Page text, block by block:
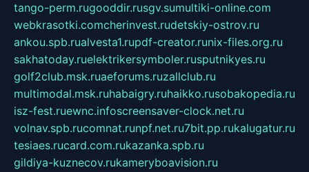
tango-perm.rugooddir.rusgv.sumultiki-online.com
webkrasotki.comcherinvest.rudetskiy-ostrov.ru
ankou.spb.rualvesta1.rupdf-creator.runix-files.org.ru
sakhatoday.ruelektrikersymboler.rusputnikyes.ru
golf2club.msk.ruaeforums.ruzallclub.ru
multimodal.msk.ruhabaigry.ruhaikko.rusobakopedia.ru
isz-fest.ruewnc.infoscreensaver-clock.net.ru
volnav.spb.rucomnat.runpf.net.ru7bit.pp.rukalugatur.ru
tesiaes.rucard.com.rukazanka.spb.ru
gildiya-kuznecov.rukameryboavision.ru